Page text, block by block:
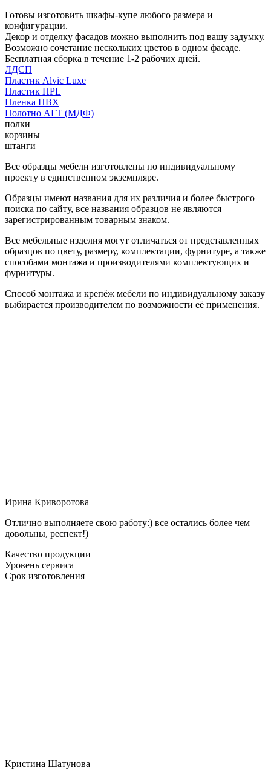
Готовы изготовить шкафы-купе любого размера и
конфигурации.
Декор и отделку фасадов можно выполнить под вашу задумку.
Возможно сочетание нескольких цветов в одном фасаде.
Бесплатная сборка в течение 1-2 рабочих дней.
ЛДСП
Пластик Alvic Luxe
Пластик HPL
Пленка ПВХ
Полотно АГТ (МДФ)
полки
корзины
штанги
Все образцы мебели изготовлены по индивидуальному
проекту в единственном экземпляре.
Образцы имеют названия для их различия и более быстрого
поиска по сайту, все названия образцов не являются
зарегистрированным товарным знаком.
Все мебельные изделия могут отличаться от представленных
образцов по цвету, размеру, комплектации, фурнитуре, а также
способами монтажа и производителями комплектующих и
фурнитуры.
Способ монтажа и крепёж мебели по индивидуальному заказу
выбирается производителем по возможности её применения.
Ирина Криворотова
Отлично выполняете свою работу:) все остались более чем
довольны, респект!)
Качество продукции
Уровень сервиса
Срок изготовления
Кристина Шатунова